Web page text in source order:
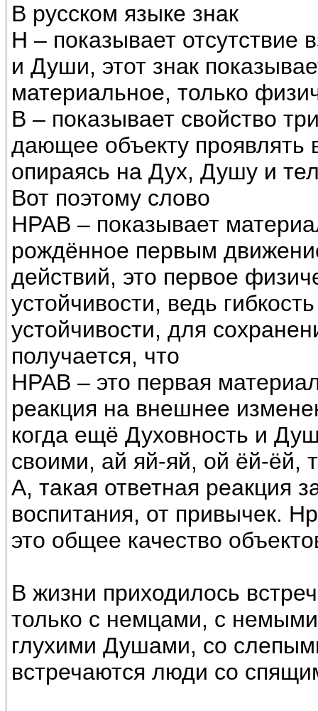
В русском языке знак
Н – показывает
и Души, этот знак
материальное, только
В – показывает свойство
дающее объекту проявлять
опираясь на Дух, Душу и
Вот поэтому слово
НРАВ – показывает
рождённое первым
действий, это первое
устойчивости, ведь
устойчивости, для
получается, что
НРАВ – это первая
реакция на внешнее
когда ещё Духовность и
своими, ай яй-яй, ой ёй-ёй,
А, такая ответная реакция
воспитания, от привычек.
это общее качество
В жизни приходилось
только с немцами, с
глухими Душами, со
встречаются люди со